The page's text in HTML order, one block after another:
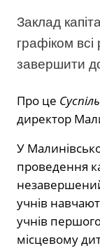
Заклад
графіком
завершити
Про це
директор
У
проведення
учнів
учнів
місцевому